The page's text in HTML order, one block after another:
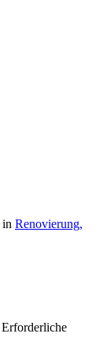
in Renovierung,
Erforderliche